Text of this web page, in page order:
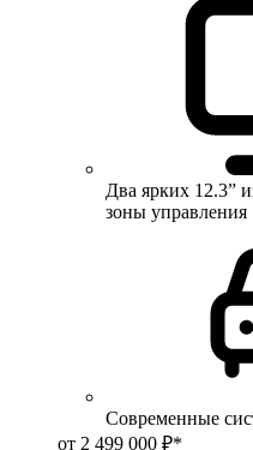
Два ярких 12.3”
зоны управления
Современные
от 2 499 000 ₽*